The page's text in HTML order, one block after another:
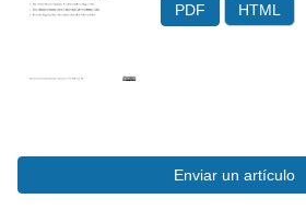
PDF HTML
Enviar Enviar un artículo